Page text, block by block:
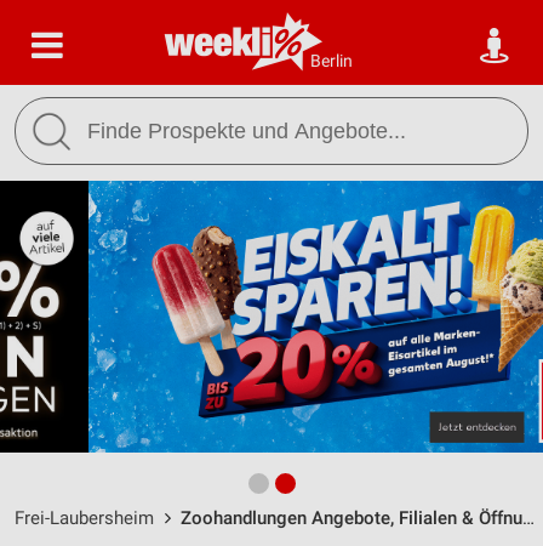
Berlin
Frei-Laubersheim Zoohandlungen Angebote, Filialen & Öffnungszeiten